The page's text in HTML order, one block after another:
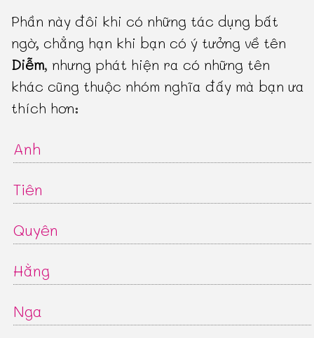
Phần này đôi khi có những tác dụng bất
ngờ, chẳng hạn khi bạn có ý tưởng về tên
Diễm, nhưng phát hiện ra có những tên
khác cũng thuộc nhóm nghĩa đấy mà bạn ưa
thích hơn:
Anh
Tiên
Quyên
Hằng
Nga